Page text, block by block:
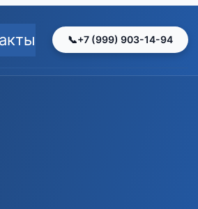
+7 (999) 903-14-94